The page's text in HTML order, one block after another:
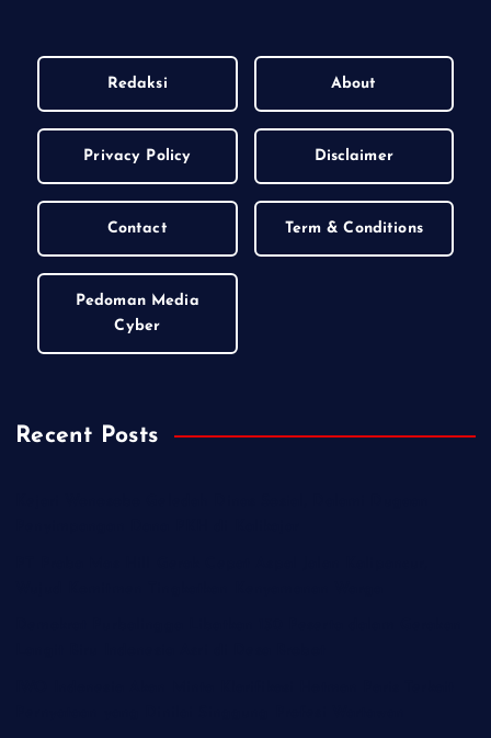
Redaksi About
Privacy Policy Disclaimer
Contact Term & Conditions
Pedoman Media
Cyber
Recent Posts